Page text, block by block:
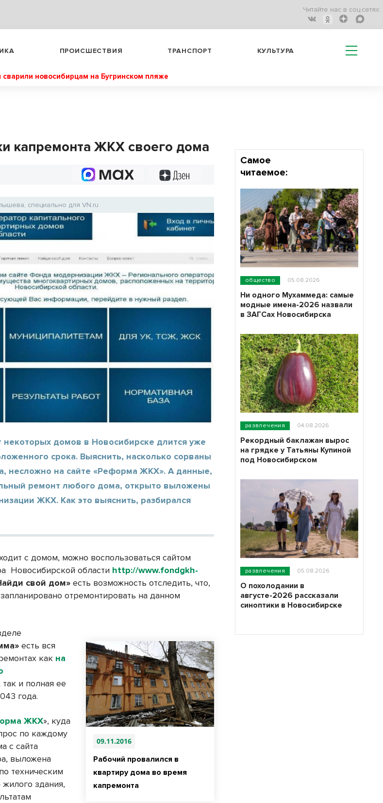
Читайте нас в соц.сетях:
ПРОИСШЕСТВИЯ ТРАНСПОРТ КУЛЬТУРА
сварили новосибирцам на Бугринском пляже
капремонта ЖКХ своего дома
специально для VN.ru
домов в Новосибирске длится уже
срока. Выяснить, насколько сорваны
несложно на сайте «Реформа ЖКХ». А данные,
ремонт любого дома, открыто выложены
ЖКХ. Как это выяснить, разбирался
с домом, можно воспользоваться сайтом
Новосибирской области http://www.fondgkh-
свой дом»есть возможность отследить, что,
отремонтировать на данном
09.11.2016
Рабочий провалился в
квартиру дома во время
капремонта
есть вся
как на
так и полная ее
года.
ЖКХ», куда
по каждому
с сайта
выложена
техническим
жилого здания,
Самое
читаемое:
общество 05.08.2026
Ни одного Мухаммеда: самые
модные имена-2026 назвали
в ЗАГСах Новосибирска
развлечения 04.08.2026
Рекордный баклажан вырос
на грядке у Татьяны Купиной
под Новосибирском
развлечения 05.08.2026
О похолодании в
августе-2026 рассказали
синоптики в Новосибирске